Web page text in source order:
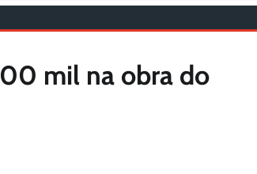
mil na obra do